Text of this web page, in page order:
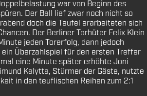
war von Beginn des
Der Ball lief zwar noch nicht so
doch die Teufel erarbeiteten sich
Der Berliner Torhüter Felix Klein
jeden Torerfolg, dann jedoch
Überzahlspiel für den ersten Treffer
eine Minute später erhöhte Joni
Kalytta, Stürmer der Gäste, nutzte
in den teuflischen Reihen zum 2:1